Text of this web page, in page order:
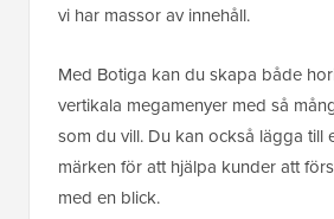
vi har massor av innehåll.
Med Botiga kan du skapa både
vertikala megamenyer med så
som du vill. Du kan också lägga till
märken för att hjälpa kunder att
med en blick.